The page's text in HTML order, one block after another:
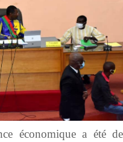
économique a été de